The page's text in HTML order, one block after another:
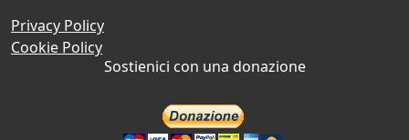
Privacy Policy
Cookie Policy
Sostienici con una donazione